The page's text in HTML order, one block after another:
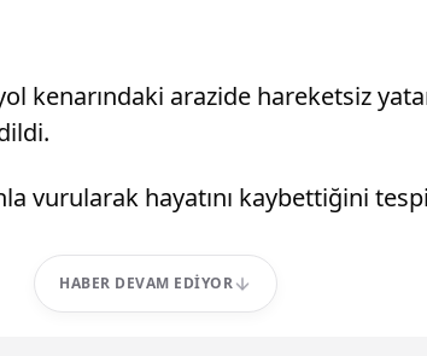
kenarındaki arazide hareketsiz
vurularak hayatını kaybettiğini
HABER DEVAM EDIYOR